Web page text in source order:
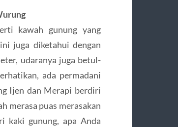
kawah gunung yang
juga diketahui dengan
udaranya juga betul-
ada permadani
Ijen dan Merapi berdiri
merasa puas merasakan
kaki gunung, apa Anda